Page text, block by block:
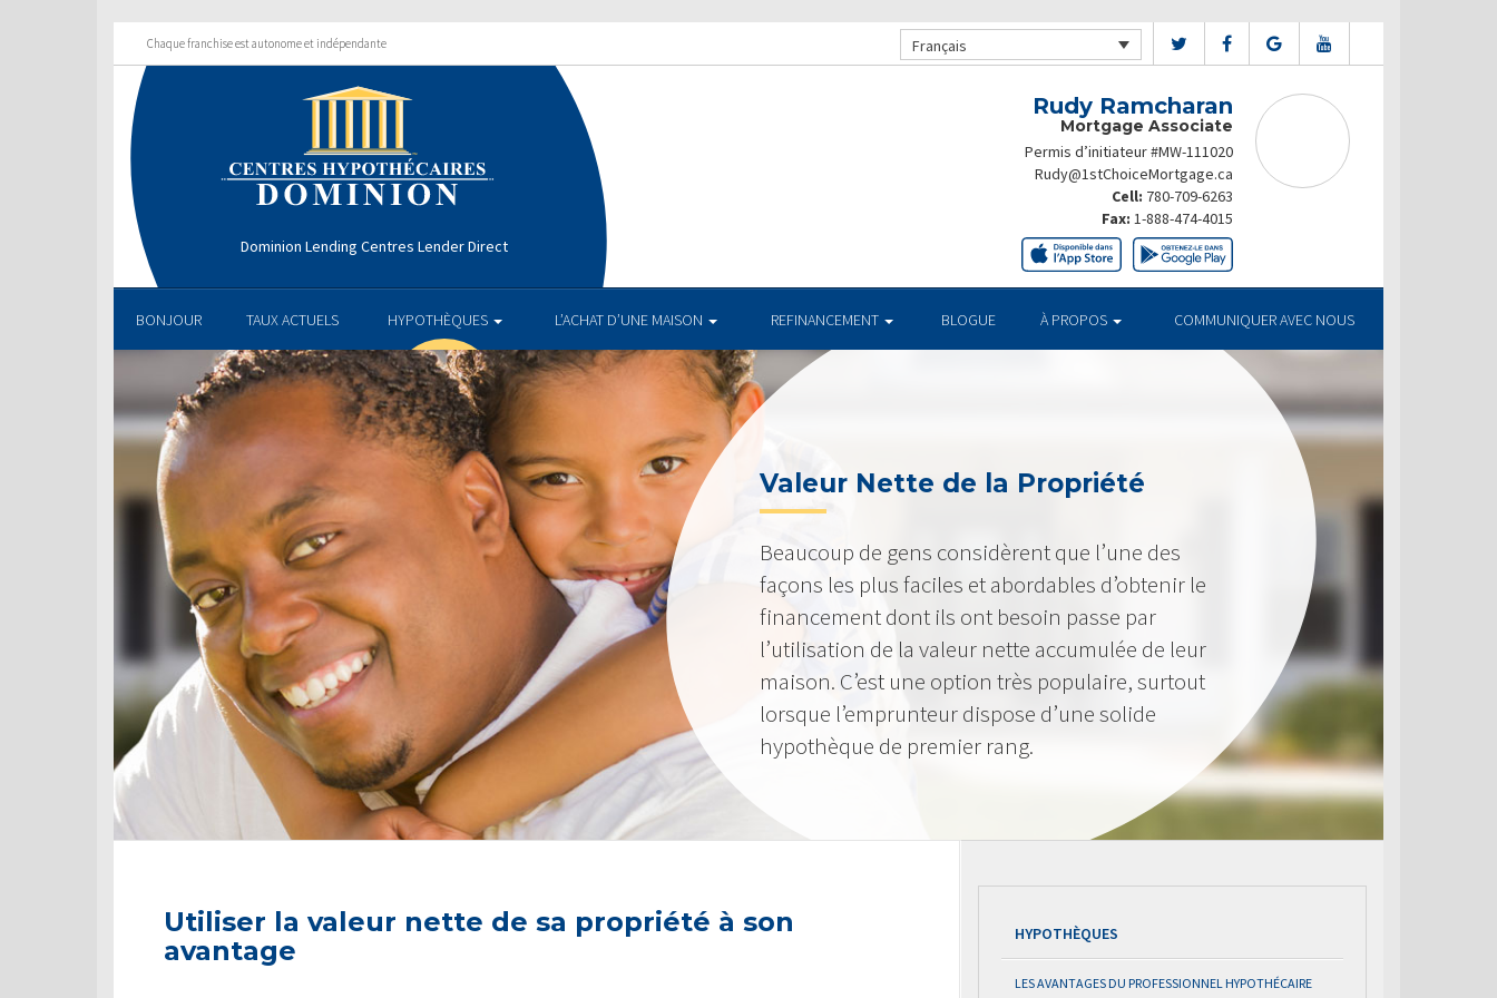
Chaque franchise est autonome et indépendante Français
Dominion Lending Centres Lender Direct
Rudy Ramcharan
Mortgage Associate
Permis d’initiateur #MW-111020
Rudy@1stChoiceMortgage.ca
Cell: 780-709-6263
Fax: 1-888-474-4015
BONJOUR TAUX ACTUELS HYPOTHÈQUES L’ACHAT D’UNE MAISON REFINANCEMENT BLOGUE À PROPOS COMMUNIQUER AVEC NOUS
Valeur Nette de la Propriété
Beaucoup de gens considèrent que l’une des
façons les plus faciles et abordables d’obtenir le
financement dont ils ont besoin passe par
l’utilisation de la valeur nette accumulée de leur
maison. C’est une option très populaire, surtout
lorsque l’emprunteur dispose d’une solide
hypothèque de premier rang.
Utiliser la valeur nette de sa propriété à son
avantage
HYPOTHÈQUES
LES AVANTAGES DU PROFESSIONNEL HYPOTHÉCAIRE